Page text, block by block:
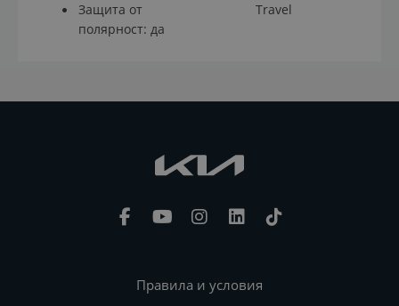
Защита от
полярност: да
Travel
Правила и условия